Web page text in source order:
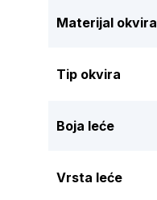
Materijal okvira
Tip okvira
Boja leće
Vrsta leće